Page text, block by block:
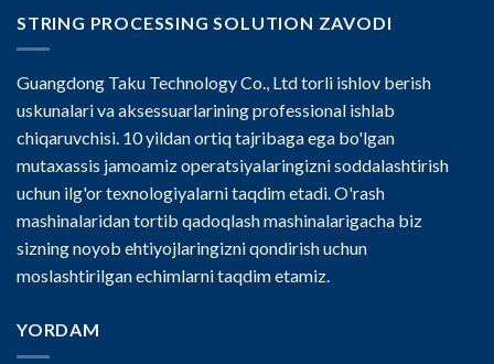
STRING PROCESSING SOLUTION ZAVODI
Guangdong Taku Technology Co., Ltd torli ishlov berish
uskunalari va aksessuarlarining professional ishlab
chiqaruvchisi. 10 yildan ortiq tajribaga ega bo'lgan
mutaxassis jamoamiz operatsiyalaringizni soddalashtirish
uchun ilg'or texnologiyalarni taqdim etadi. O'rash
mashinalaridan tortib qadoqlash mashinalarigacha biz
sizning noyob ehtiyojlaringizni qondirish uchun
moslashtirilgan echimlarni taqdim etamiz.
YORDAM